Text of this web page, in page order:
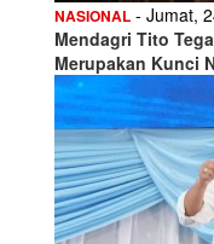
NASIONAL - Jumat,
Mendagri Tito
Merupakan Kunci